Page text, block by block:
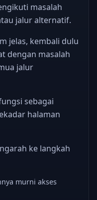
masalah
jalur alternatif.
jelas, kembali dulu
dengan masalah
jalur
sebagai
halaman
ke langkah
murni akses